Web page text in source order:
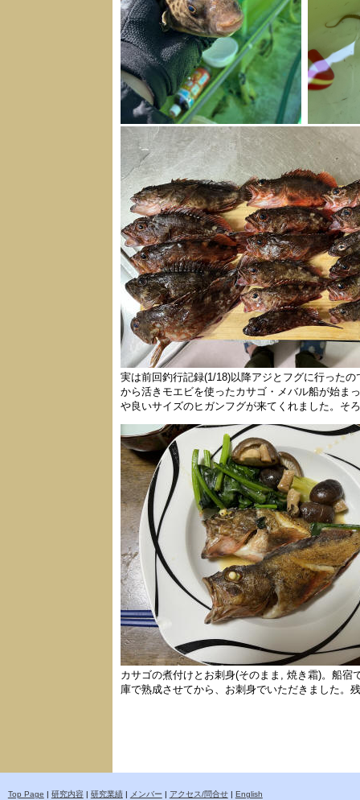
実は前回釣行記録(1/18)以降アジとフグに行った
から活きモエビを使ったカサゴ・メバル船が始ま
や良いサイズのヒガンフグが来てくれました。そ
カサゴの煮付けとお刺身(そのまま, 焼き霜)。船
庫で熟成させてから、お刺身でいただきました。
Top Page | 研究内容| 研究業績| メンバー | アクセス/問合せ| English